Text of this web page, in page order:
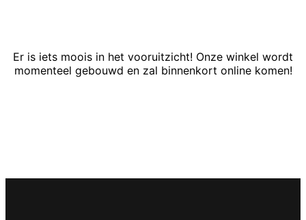
Er is iets moois in het vooruitzicht! Onze winkel wordt
momenteel gebouwd en zal binnenkort online komen!